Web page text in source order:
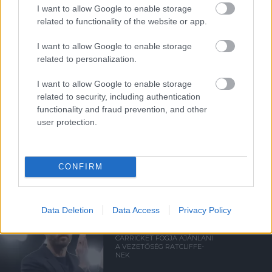
I want to allow Google to enable storage
related to functionality of the website or app.
I want to allow Google to enable storage
related to personalization.
I want to allow Google to enable storage
related to security, including authentication
functionality and fraud prevention, and other
user protection.
CONFIRM
Data Deletion Data Access Privacy Policy
a ManUtdFanatics.hu működését!
MANCHESTER UNITED
CARRICKET FOGJA AJÁNLANI
A VEZETŐSÉG RATCLIFFE-
NEK